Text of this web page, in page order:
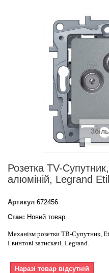
Розетка TV-
алюміній, Legrand
Артикул 672456
Стан: Новий товар
Механізм розетки ТВ-Супутник,
Гвинтові затискачі. Legrand.
Наразі товар відсутній